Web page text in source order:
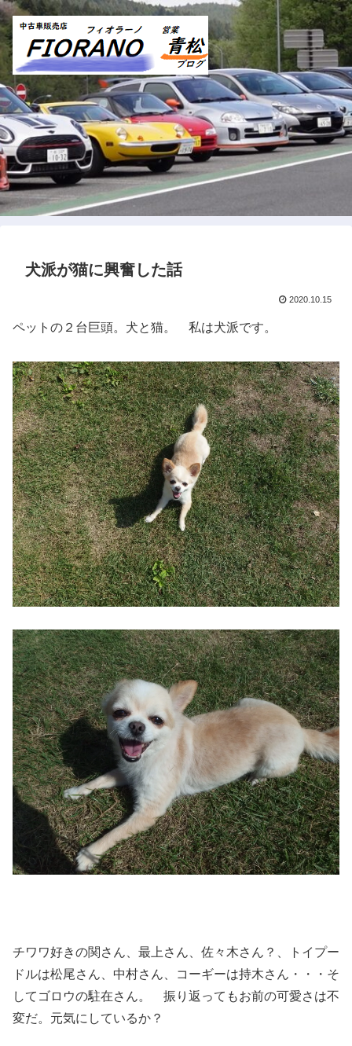
犬派が猫に興奮した話
2020.10.15
ペットの２台巨頭。犬と猫。 私は犬派です。
チワワ好きの関さん、最上さん、佐々木さん？、トイプー
ドルは松尾さん、中村さん、コーギーは持木さん・・・そ
してゴロウの駐在さん。 振り返ってもお前の可愛さは不
変だ。元気にしているか？